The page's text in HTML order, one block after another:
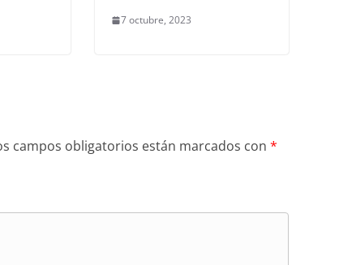
7 octubre, 2023
campos obligatorios están marcados con *